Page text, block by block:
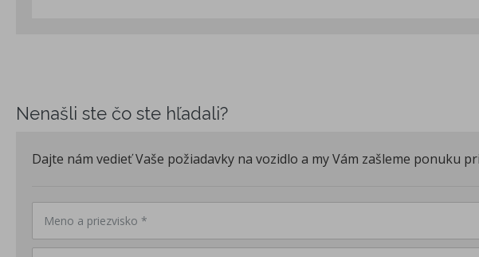
Nenašli ste čo ste hľadali?
Dajte nám vedieť Vaše požiadavky na vozidlo a my Vám zašleme ponuku
Meno a priezvisko *